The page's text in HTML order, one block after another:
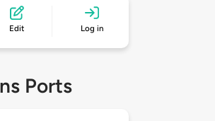
Edit Log in
Ports